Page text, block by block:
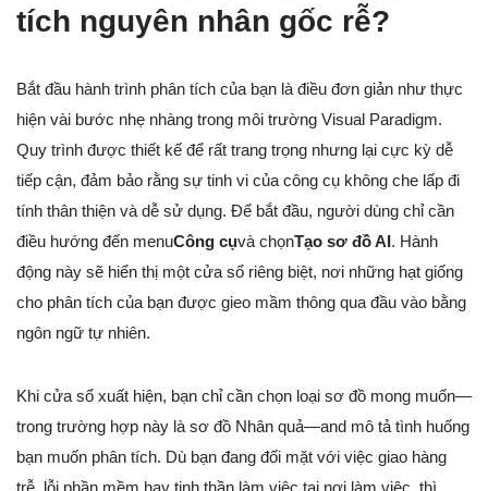
tích nguyên nhân gốc rễ?
Bắt đầu hành trình phân tích của bạn là điều đơn giản như thực
hiện vài bước nhẹ nhàng trong môi trường Visual Paradigm.
Quy trình được thiết kế để rất trang trọng nhưng lại cực kỳ dễ
tiếp cận, đảm bảo rằng sự tinh vi của công cụ không che lấp đi
tính thân thiện và dễ sử dụng. Để bắt đầu, người dùng chỉ cần
điều hướng đến menuCông cụvà chọnTạo sơ đồ AI. Hành
động này sẽ hiển thị một cửa sổ riêng biệt, nơi những hạt giống
cho phân tích của bạn được gieo mầm thông qua đầu vào bằng
ngôn ngữ tự nhiên.
Khi cửa sổ xuất hiện, bạn chỉ cần chọn loại sơ đồ mong muốn—
trong trường hợp này là sơ đồ Nhân quả—and mô tả tình huống
bạn muốn phân tích. Dù bạn đang đối mặt với việc giao hàng
trễ, lỗi phần mềm hay tinh thần làm việc tại nơi làm việc, thì